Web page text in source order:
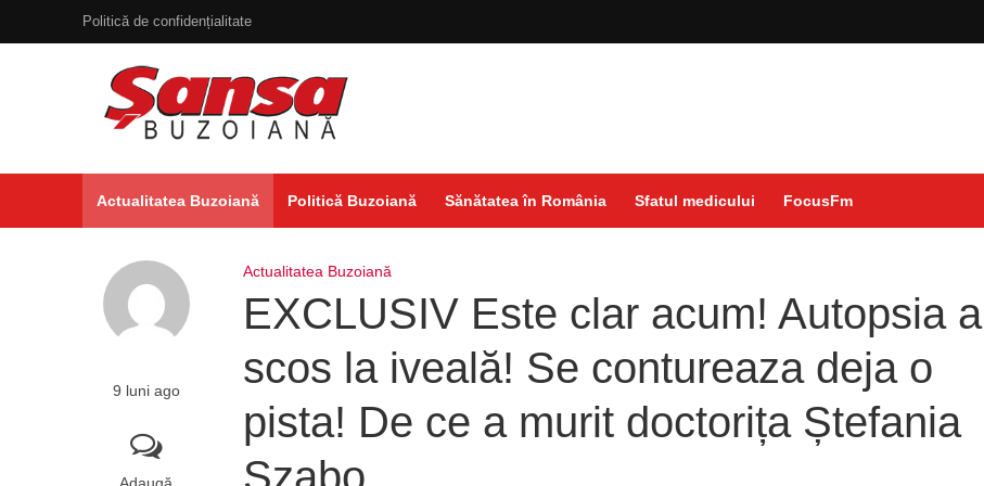
Politică de confidențialitate
Actualitatea Buzoiană Politică Buzoiană Sănătatea în România Sfatul medicului FocusFm
9 luni ago
Actualitatea Buzoiană
EXCLUSIV Este clar acum! Autopsia a
scos la iveală! Se contureaza deja o
pista! De ce a murit doctorița Ștefania
Szabo